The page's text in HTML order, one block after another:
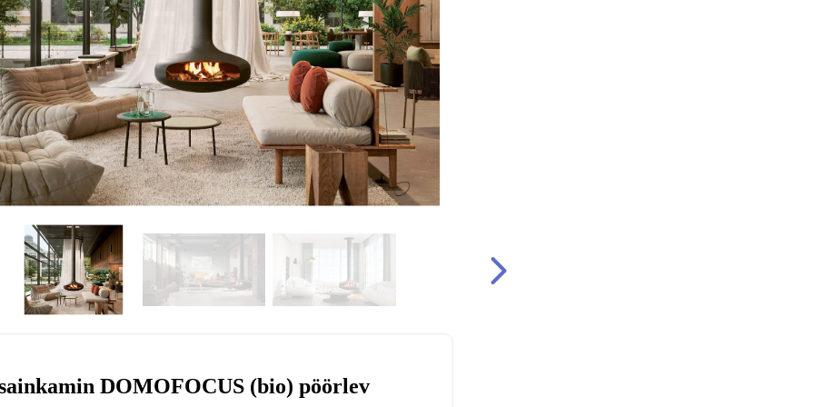
DOMOFOCUS (bio) pöörlev